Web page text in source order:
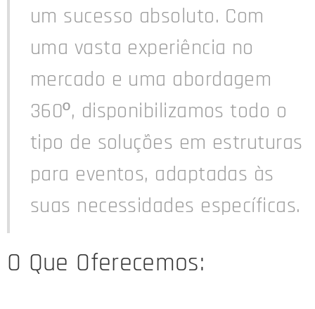
um sucesso absoluto. Com
uma vasta experiência no
mercado e uma abordagem
360º, disponibilizamos todo o
tipo de soluções em estruturas
para eventos, adaptadas às
suas necessidades específicas.
O Que Oferecemos: